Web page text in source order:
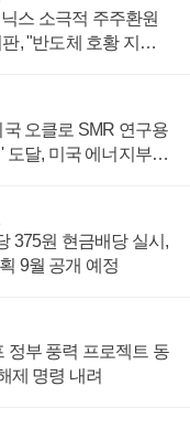
스 소극적 주주환원
, "반도체 호황 지속
오클로 SMR 연구용
도달, 미국 에너지부
375원 현금배당 실시,
9월 공개 예정
정부 풍력 프로젝트 동
제 명령 내려